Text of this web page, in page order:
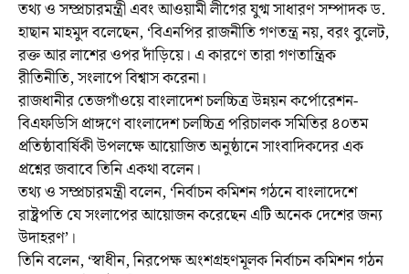
তথ্য ও সম্প্রচারমন্ত্রী এবং আওয়ামী লীগের যুগ্ম সাধারণ সম্পাদক ড.
হাছান মাহমুদ বলেছেন, ‘বিএনপির রাজনীতি গণতন্ত্র নয়, বরং বুলেট,
রক্ত আর লাশের ওপর দাঁড়িয়ে। এ কারণে তারা গণতান্ত্রিক
রীতিনীতি, সংলাপে বিশ্বাস করেনা।
রাজধানীর তেজগাঁওয়ে বাংলাদেশ চলচ্চিত্র উন্নয়ন কর্পোরেশন-
বিএফডিসি প্রাঙ্গণে বাংলাদেশ চলচ্চিত্র পরিচালক সমিতির ৪০তম
প্রতিষ্ঠাবার্ষিকী উপলক্ষে আয়োজিত অনুষ্ঠানে সাংবাদিকদের এক
প্রশ্নের জবাবে তিনি একথা বলেন।
তথ্য ও সম্প্রচারমন্ত্রী বলেন, ‘নির্বাচন কমিশন গঠনে বাংলাদেশে
রাষ্ট্রপতি যে সংলাপের আয়োজন করেছেন এটি অনেক দেশের জন্য
উদাহরণ’।
তিনি বলেন, ‘স্বাধীন, নিরপেক্ষ অংশগ্রহণমূলক নির্বাচন কমিশন গঠন